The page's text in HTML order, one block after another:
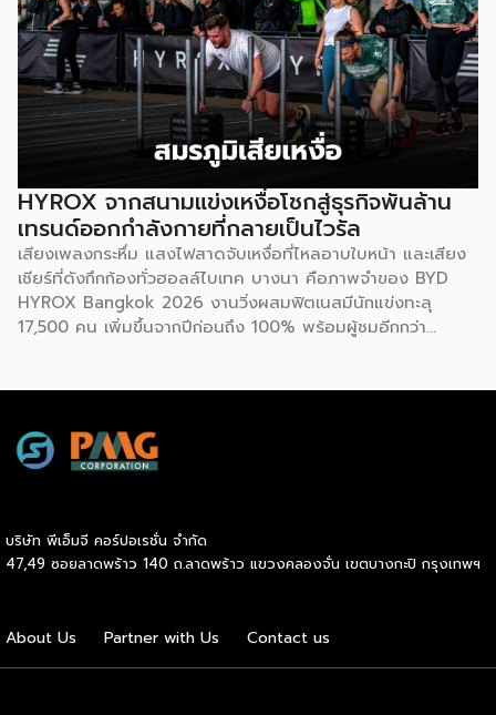
เพื่อสร้างแรงจูงใจให้พนักงานหันมาใส่ใจสุขภาพอย่างจริงจัง และ
ผลักดันบิทคับให้เป็นองค์กรยุคใหม่ที่ขับเคลื่อนด้วยคุณภาพควบคู่
ไปกับสุขภาวะที่ดี นโยบายดังกล่าวขับเคลื่อนผ่านโครงการ
“Bitkuber Longevity Journey Program” ซึ่งเปิดให้พนักงาน
เข้าร่วมตามความสมัครใจ โดยจะวัดผลจากการเปลี่ยนแปลง
สุขภาพเป็นรายบุคคลเปรียบเทียบช่วงต้นปีและปลายปี เปิดโอกาส
ให้ทุกคนมีสิทธิ์ได้รับโบนัสเท่าเทียมกัน ไม่ว่าจะเป็นกลุ่มผู้เริ่มต้นที่
พัฒนาสุขภาพให้ดีขึ้น หรือกลุ่มคนรักสุขภาพที่สามารถรักษา
มาตรฐานที่ดีไว้ได้ โดยเกณฑ์การประเมินจะมุ่งเน้นไปที่การป้องกัน
โรคในกลุ่มคนทำงานออฟฟิศ ครอบคลุม 3 ด้าน 6 ตัวชี้วัด ได้แก่
1.ด้านระบบเผาผลาญ ประเมินค่าสมดุลระหว่างไขมันสะสมกับไข
มันที่ช่วยทำความสะอาดหลอดเลือด (Triglyceride-to-HDL
ratio) ระดับไขมันที่เกาะตามอวัยวะภายในช่องท้อง (Visceral Fat
Rating) และวัดค่าคอเลสเตอรอลชนิดไขมันไม่ดี (LDL) 2.ด้าน
HYROX จากสนามแข่งเหงื่อโชกสู่ธุรกิจพันล้าน
เทรนด์ออกกำลังกายที่กลายเป็นไวรัล
เสียงเพลงกระหึ่ม แสงไฟสาดจับเหงื่อที่ไหลอาบใบหน้า และเสียง
เชียร์ที่ดังกึกก้องทั่วฮอลล์ไบเทค บางนา คือภาพจำของ BYD
HYROX Bangkok 2026 งานวิ่งผสมฟิตเนสมีนักแข่งทะลุ
17,500 คน เพิ่มขึ้นจากปีก่อนถึง 100% พร้อมผู้ชมอีกกว่า
แต่คือปรากฏการณ์ที่กำลังเปลี่ยนภูมิทัศน์ของอุตสาหกรรม
Wellness ทั่วโลก และกำลังสร้างโอกาสทางธุรกิจมหาศาลให้กับผู้
โอลิมปิก ซึ่งรูปแบบการแข่งขันจะเป็นมาตรฐานเดียวกันทั่วโลก
คือวิ่งสลับกับสถานีออกกำลังกาย 8 จุด ระยะทางรวม 8
บริษัท พีเอ็มจี คอร์ปอเรชั่น จำกัด
47,49 ซอยลาดพร้าว 140 ถ.ลาดพร้าว แขวงคลองจั่น เขตบางกะปิ กรุงเทพฯ
About Us Partner with Us Contact us